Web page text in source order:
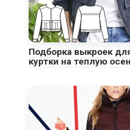
Подборка выкроек
куртки на теплую